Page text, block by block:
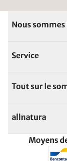
Nous
Service
Tout sur le
allnatura
Moyens